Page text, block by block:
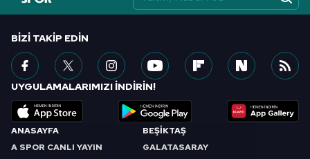
ANASAYFA
A SPOR CANLI YAYIN
BEŞİKTAŞ
GALATASARAY
BIZI TAKIP EDIN
UYGULAMALARIMIZI İNDİRİN!